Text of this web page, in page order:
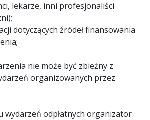
lekarze, inni profesjonaliści
dotyczących źródeł finansowania
nie może być zbieżny z
organizowanych przez
wydarzeń odpłatnych organizator